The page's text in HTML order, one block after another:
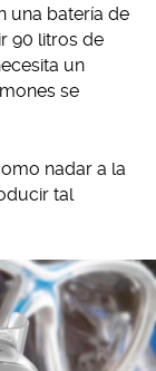
una batería de
90 litros de
un
se
nadar a la
tal